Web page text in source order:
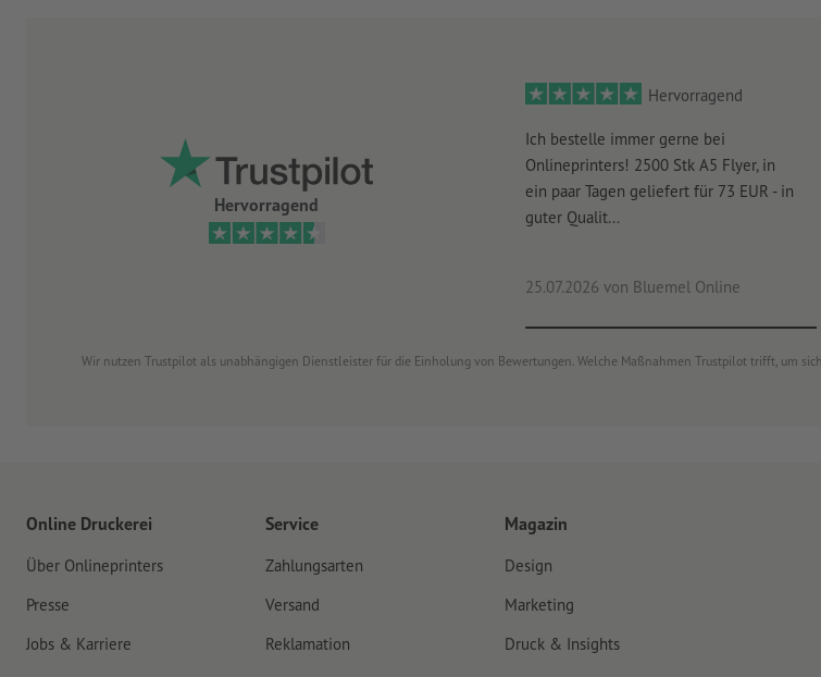
Hervorragend
Hervorragend
Ich bestelle immer gerne bei
Onlineprinters! 2500 Stk A5 Flyer, in
ein paar Tagen geliefert für 73 EUR - in
guter Qualit...
25.07.2026 von Bluemel Online
Wir nutzen Trustpilot als unabhängigen Dienstleister für die Einholung von Bewertungen. Welche Maßnahmen Trustpilot trifft, um
Online Druckerei
Über Onlineprinters
Presse
Jobs & Karriere
Service
Zahlungsarten
Versand
Reklamation
Magazin
Design
Marketing
Druck & Insights